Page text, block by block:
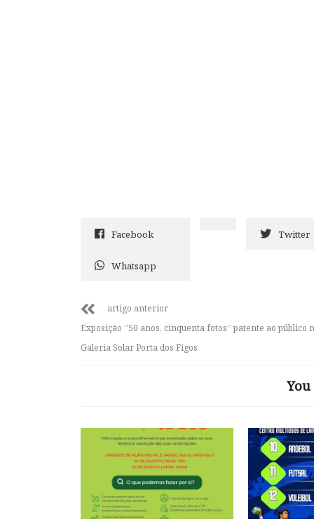
Facebook Twitter
Whatsapp
artigo anterior
Exposição “50 anos, cinquenta fotos” patente ao público
Galeria Solar Porta dos Figos